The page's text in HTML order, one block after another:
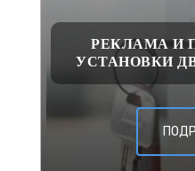
РЕКЛАМА И
УСТАНОВКИ